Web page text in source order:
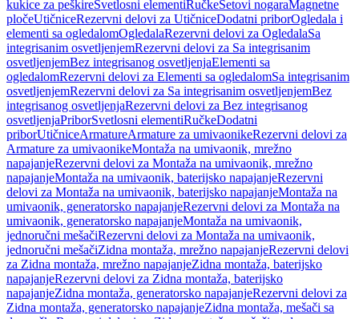
kukice za peškireSvetlosni elementiRučkeSetovi nogaraMagnetne
pločeUtičniceRezervni delovi za UtičniceDodatni priborOgledala i
elementi sa ogledalomOgledalaRezervni delovi za OgledalaSa
integrisanim osvetljenjemRezervni delovi za Sa integrisanim
osvetljenjemBez integrisanog osvetljenjaElementi sa
ogledalomRezervni delovi za Elementi sa ogledalomSa integrisanim
osvetljenjemRezervni delovi za Sa integrisanim osvetljenjemBez
integrisanog osvetljenjaRezervni delovi za Bez integrisanog
osvetljenjaPriborSvetlosni elementiRučkeDodatni
priborUtičniceArmatureArmature za umivaonikeRezervni delovi za
Armature za umivaonikeMontaža na umivaonik, mrežno
napajanjeRezervni delovi za Montaža na umivaonik, mrežno
napajanjeMontaža na umivaonik, baterijsko napajanjeRezervni
delovi za Montaža na umivaonik, baterijsko napajanjeMontaža na
umivaonik, generatorsko napajanjeRezervni delovi za Montaža na
umivaonik, generatorsko napajanjeMontaža na umivaonik,
jednoručni mešačiRezervni delovi za Montaža na umivaonik,
jednoručni mešačiZidna montaža, mrežno napajanjeRezervni delovi
za Zidna montaža, mrežno napajanjeZidna montaža, baterijsko
napajanjeRezervni delovi za Zidna montaža, baterijsko
napajanjeZidna montaža, generatorsko napajanjeRezervni delovi za
Zidna montaža, generatorsko napajanjeZidna montaža, mešači sa